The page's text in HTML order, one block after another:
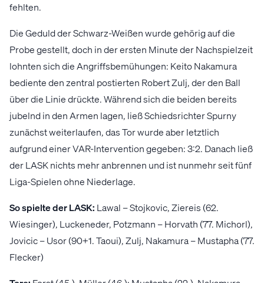
fehlten.
Die Geduld der Schwarz-Weißen wurde gehörig auf die
Probe gestellt, doch in der ersten Minute der Nachspielzeit
lohnten sich die Angriffsbemühungen: Keito Nakamura
bediente den zentral postierten Robert Zulj, der den Ball
über die Linie drückte. Während sich die beiden bereits
jubelnd in den Armen lagen, ließ Schiedsrichter Spurny
zunächst weiterlaufen, das Tor wurde aber letztlich
aufgrund einer VAR-Intervention gegeben: 3:2. Danach ließ
der LASK nichts mehr anbrennen und ist nunmehr seit fünf
Liga-Spielen ohne Niederlage.
So spielte der LASK: Lawal – Stojkovic, Ziereis (62.
Wiesinger), Luckeneder, Potzmann – Horvath (77. Michorl),
Jovicic – Usor (90+1. Taoui), Zulj, Nakamura – Mustapha (77.
Flecker)